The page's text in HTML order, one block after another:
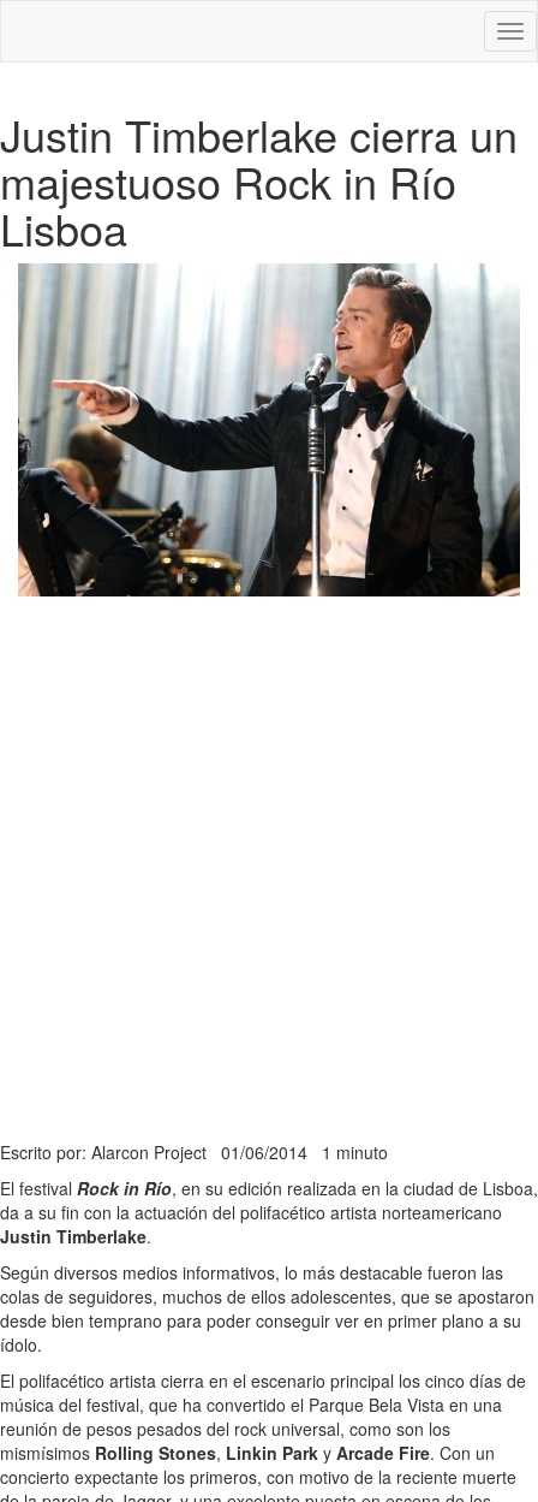
Justin Timberlake cierra un
majestuoso Rock in Río
Lisboa
Escrito por: Alarcon Project 01/06/2014 1 minuto
El festival Rock in Río, en su edición realizada en la ciudad de Lisboa,
da a su fin con la actuación del polifacético artista norteamericano
Justin Timberlake.
Según diversos medios informativos, lo más destacable fueron las
colas de seguidores, muchos de ellos adolescentes, que se apostaron
desde bien temprano para poder conseguir ver en primer plano a su
ídolo.
El polifacético artista cierra en el escenario principal los cinco días de
música del festival, que ha convertido el Parque Bela Vista en una
reunión de pesos pesados del rock universal, como son los
mismísimos Rolling Stones, Linkin Park y Arcade Fire. Con un
concierto expectante los primeros, con motivo de la reciente muerte